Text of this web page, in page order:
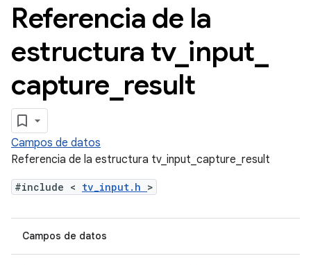
Referencia de la
estructura tv_ input
capture result
Campos de datos
Referencia de la estructura tv_input_capture_result
#include < tv_input.h >
Campos de datos